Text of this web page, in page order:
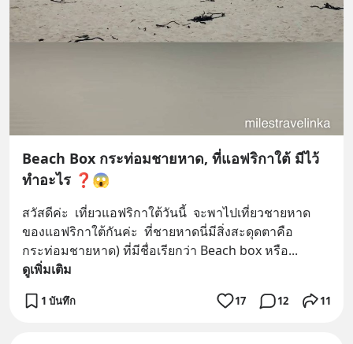
Beach Box กระท่อมชายหาด, ที่แอฟริกาใต้ มีไว้
ทำอะไร ❓😱
สวัสดีค่ะ  เที่ยวแอฟริกาใต้วันนี้  จะพาไปเที่ยวชายหาด
ของแอฟริกาใต้กันค่ะ  ที่ชายหาดนี่มีสิ่งสะดุดตาคือ
กระท่อมชายหาด) ที่มีชื่อเรียกว่า Beach box หรือ...
ดูเพิ่มเติม
1 บันทึก 17 12 11